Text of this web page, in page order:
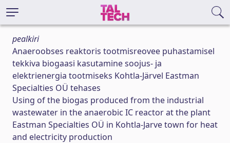
pealkiri
Anaeroobses reaktoris tootmisreovee puhastamisel
tekkiva biogaasi kasutamine soojus- ja
elektrienergia tootmiseks Kohtla-Järvel Eastman
Specialties OÜ tehases
Using of the biogas produced from the industrial
wastewater in the anaerobic IC reactor at the plant
Eastman Specialties OÜ in Kohtla-Jarve town for heat
and electricity production